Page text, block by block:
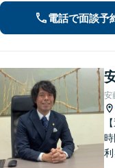
電話で面談予
安
利